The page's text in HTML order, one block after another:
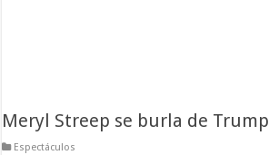
Meryl Streep se burla de Trump
Espectáculos